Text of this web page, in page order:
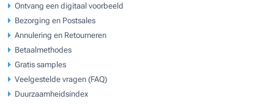
Ontvang een digitaal voorbeeld
Bezorging en Postsales
Annulering en Retourneren
Betaalmethodes
Gratis samples
Veelgestelde vragen (FAQ)
Duurzaamheidsindex